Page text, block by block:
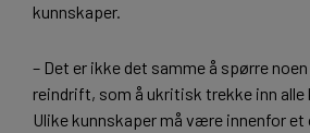
kunnskaper.
– Det er ikke det samme å spørre
reindrift, som å ukritisk trekke inn alle
Ulike kunnskaper må være innenfor